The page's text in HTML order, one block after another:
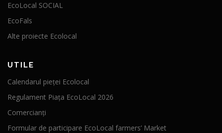
EcoLocal SOCIAL
EcoFals
Alte proiecte Ecolocal
UTILE
Calendarul pieței Ecolocal
Regulament Piața EcoLocal 2026
Comercianți
Formular de participare EcoLocal farmers’ Market